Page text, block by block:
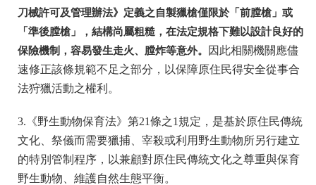
刀械許可及管理辦法》定義之自製獵槍僅限於「前膛槍」或
「準後膛槍」，結構尚屬粗糙，在法定規格下難以設計良好的
保險機制，容易發生走火、膛炸等意外。
因此相關機關應儘
速修正該條規範不足之部分，以保障原住民得安全從事合
法狩獵活動之權利。
3.《野生動物保育法》第21條之1規定，是基於原住民傳統
文化、祭儀而需要獵捕、宰殺或利用野生動物所另行建立
的特別管制程序，以兼顧對原住民傳統文化之尊重與保育
野生動物、維護自然生態平衡。